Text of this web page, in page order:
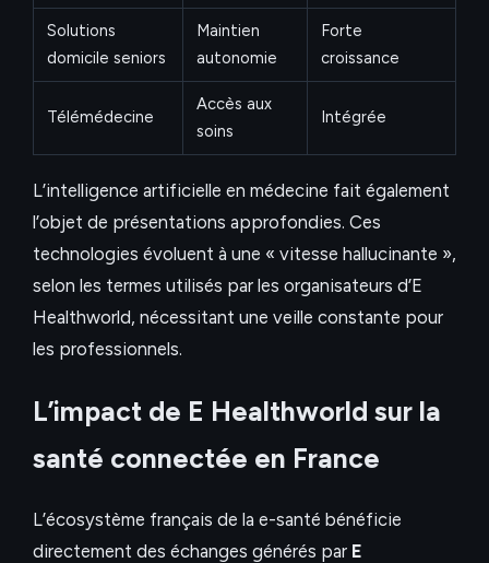
Solutions
domicile seniors
Maintien
autonomie
Forte
croissance
Télémédecine
Accès aux
soins
Intégrée
L’intelligence artificielle en médecine fait également
l’objet de présentations approfondies. Ces
technologies évoluent à une « vitesse hallucinante »,
selon les termes utilisés par les organisateurs d’E
Healthworld, nécessitant une veille constante pour
les professionnels.
L’impact de E Healthworld sur la
santé connectée en France
L’écosystème français de la e-santé bénéficie
directement des échanges générés par E